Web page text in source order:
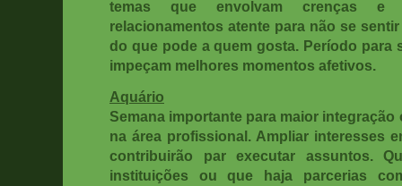
temas que envolvam crenças e
relacionamentos atente para não se
do que pode a quem gosta. Período para
impeçam melhores momentos afetivos.
Aquário
Semana importante para maior
na área profissional. Ampliar interesses
contribuirão par executar assuntos.
instituições ou que haja parcerias